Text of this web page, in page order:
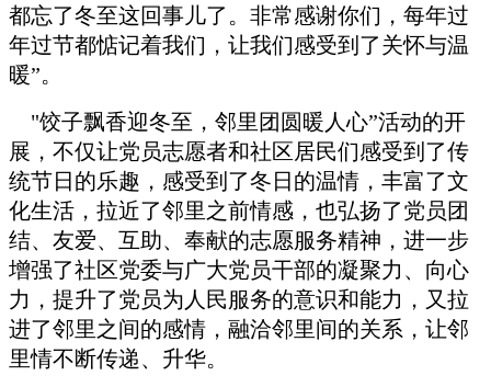
都忘了冬至这回事儿了。非常感谢你们，每年过
年过节都惦记着我们，让我们感受到了关怀与温
暖”。
"饺子飘香迎冬至，邻里团圆暖人心”活动的开
展，不仅让党员志愿者和社区居民们感受到了传
统节日的乐趣，感受到了冬日的温情，丰富了文
化生活，拉近了邻里之前情感，也弘扬了党员团
结、友爱、互助、奉献的志愿服务精神，进一步
增强了社区党委与广大党员干部的凝聚力、向心
力，提升了党员为人民服务的意识和能力，又拉
进了邻里之间的感情，融洽邻里间的关系，让邻
里情不断传递、升华。